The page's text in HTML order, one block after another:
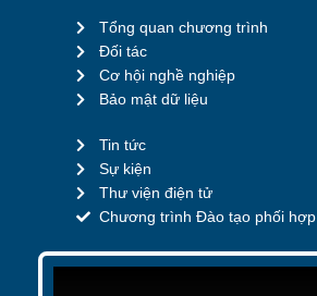
Tổng quan chương trình
Đối tác
Cơ hội nghề nghiệp
Bảo mật dữ liệu
Tin tức
Sự kiện
Thư viện điện tử
Chương trình Đào tạo phối hợp